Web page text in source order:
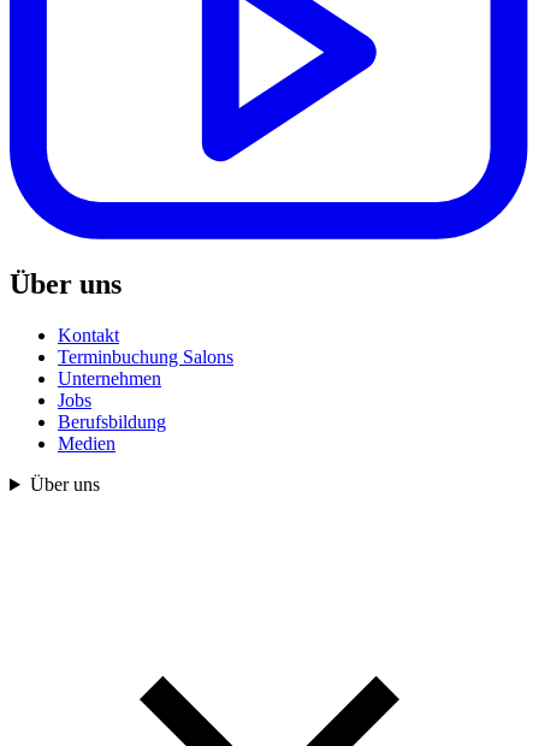
Über uns
Kontakt
Terminbuchung Salons
Unternehmen
Jobs
Berufsbildung
Medien
Über uns